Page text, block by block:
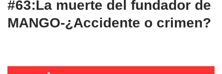
#63:La muerte del fundador de
MANGO-¿Accidente o crimen?